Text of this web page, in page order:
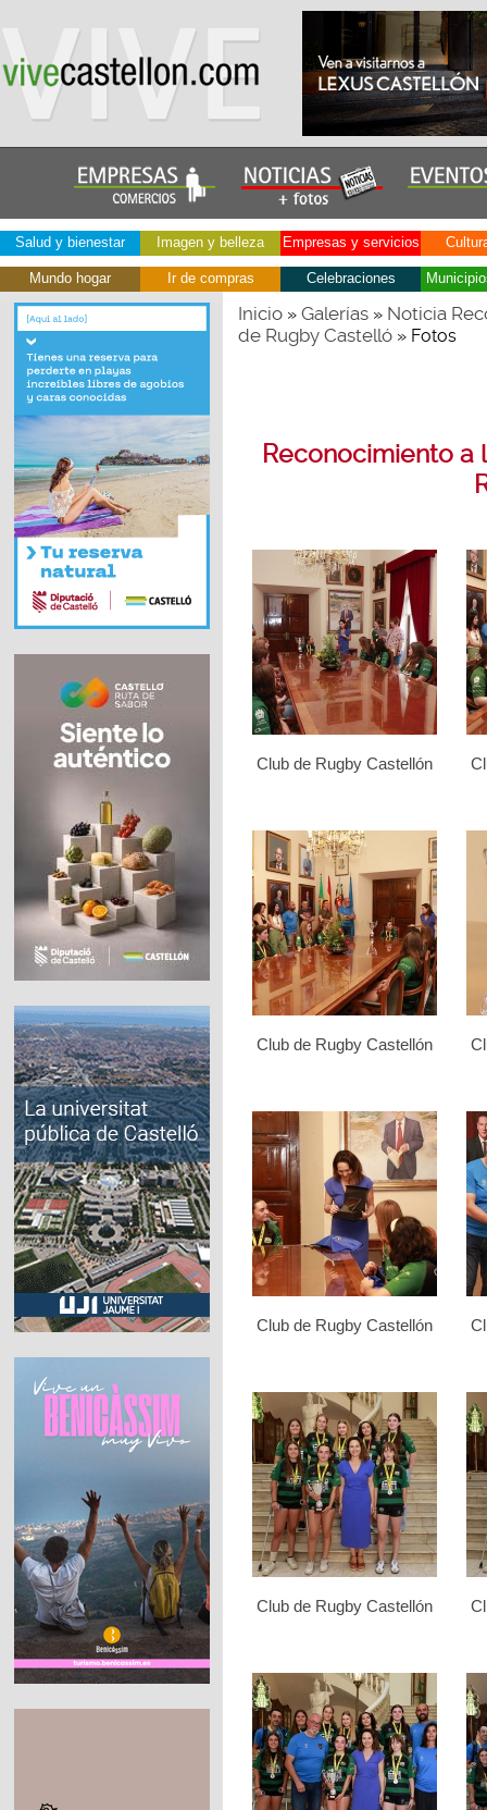
Salud y bienestar Imagen y belleza Empresas y servicios
Mundo hogar Ir de compras Celebraciones
Inicio» Galerías» Noticia
de Rugby Castelló» Fotos
Reconocimiento a
Club de Rugby Castellón
Club de Rugby Castellón
Club de Rugby Castellón
Club de Rugby Castellón